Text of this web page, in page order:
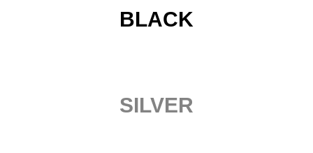
BLACK
SILVER